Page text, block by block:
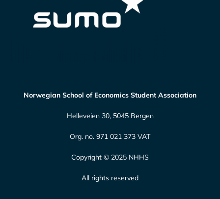
Norwegian School of Economics Student Association
Helleveien 30, 5045 Bergen
Org. no. 971 021 373 VAT
Copyright © 2025 NHHS
All rights reserved